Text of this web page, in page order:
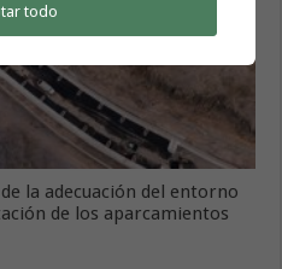
la adecuación del entorno
de los aparcamientos
todo